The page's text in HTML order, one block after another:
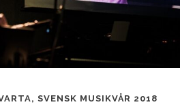
SVENSK MUSIKVÅR 2018